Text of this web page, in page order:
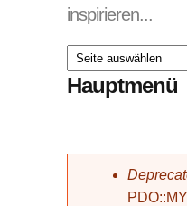
inspirieren...
Hauptmenü